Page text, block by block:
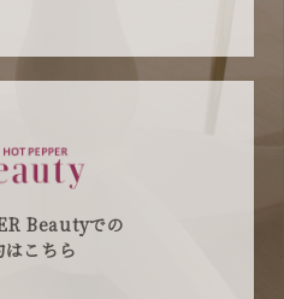
Beautyでの
はこちら